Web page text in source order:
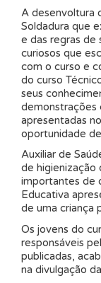
A desenvoltura
Soldadura que
e das regras de
curiosos que
com o curso e
do curso
seus
demonstrações
apresentadas
oportunidade
Auxiliar de
de higienização
importantes de
Educativa
de uma criança
Os jovens do
responsáveis
publicadas,
na divulgação